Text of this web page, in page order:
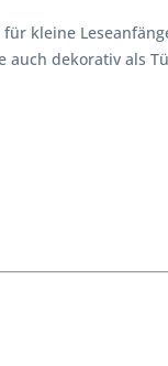
kleine
auch dekorativ als